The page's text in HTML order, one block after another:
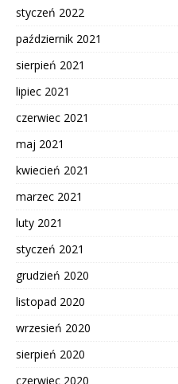
styczeń 2022
październik 2021
sierpień 2021
lipiec 2021
czerwiec 2021
maj 2021
kwiecień 2021
marzec 2021
luty 2021
styczeń 2021
grudzień 2020
listopad 2020
wrzesień 2020
sierpień 2020
czerwiec 2020